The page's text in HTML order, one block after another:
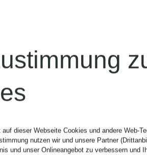
auf dieser Webseite Cookies und andere Web-
nutzen wir und unsere Partner
und unser Onlineangebot zu verbessern und